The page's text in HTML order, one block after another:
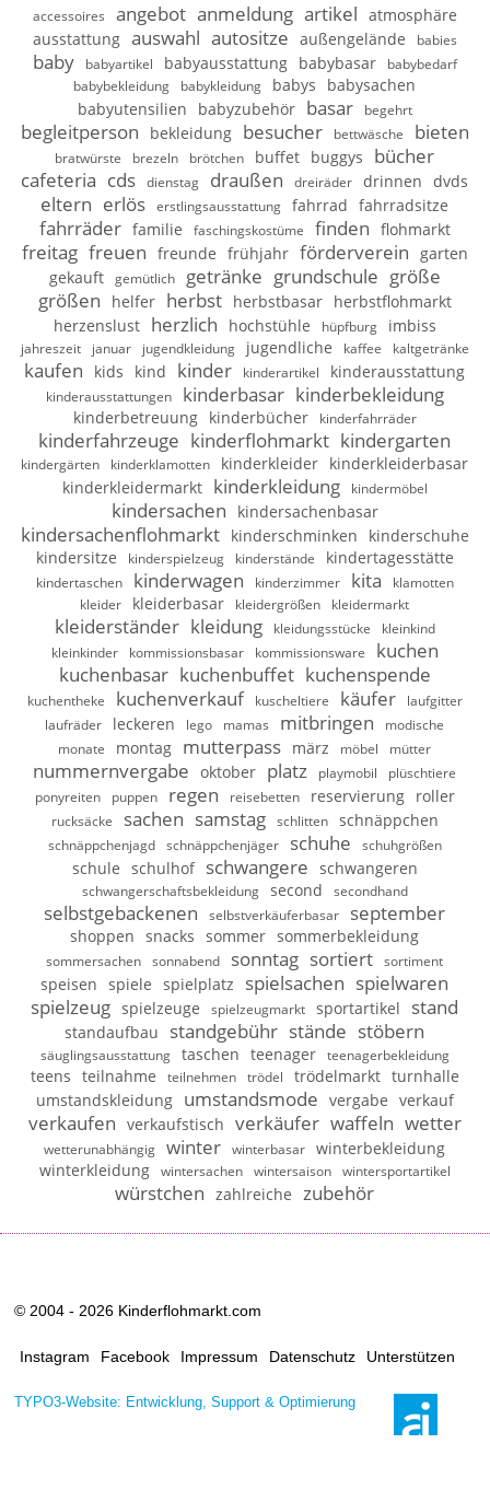
accessoires angebot anmeldung artikel atmosphäre
ausstattung auswahl autositze außengelände babies
baby babyartikel babyausstattung babybasar
babybedarf
babybekleidung
babykleidung babys
babysachen
babyutensilien
babyzubehör basar begehrt
begleitperson bekleidung besucher bettwäsche bieten
bratwürste brezeln brötchen buffet buggys
bücher
cafeteria cds dienstag draußen dreiräder drinnen dvds
eltern erlös erstlingsausstattung fahrrad fahrradsitze
fahrräder familie faschingskostüme finden flohmarkt
freitag freuen freunde frühjahr förderverein garten
gekauft
gemütlich getränke grundschule größe
größen
helfer herbst herbstbasar herbstflohmarkt
herzenslust herzlich hochstühle hüpfburg imbiss
jahreszeit januar jugendkleidung jugendliche kaffee kaltgetränke
kaufen kids kind kinder kinderartikel kinderausstattung
kinderausstattungen kinderbasar kinderbekleidung
kinderbetreuung kinderbücher kinderfahrräder
kinderfahrzeuge kinderflohmarkt kindergarten
kindergärten kinderklamotten kinderkleider kinderkleiderbasar
kinderkleidermarkt kinderkleidung kindermöbel
kindersachen kindersachenbasar
kindersachenflohmarkt kinderschminken
kinderschuhe
kindersitze
kinderspielzeug kinderstände kindertagesstätte
kindertaschen kinderwagen kinderzimmer kita
klamotten
kleider
kleiderbasar kleidergrößen kleidermarkt
kleiderständer kleidung kleidungsstücke
kleinkind
kleinkinder
kommissionsbasar kommissionsware
kuchen
kuchenbasar kuchenbuffet kuchenspende
kuchentheke kuchenverkauf kuscheltiere käufer
laufgitter
laufräder
leckeren lego mamas mitbringen
modische
monate
montag mutterpass märz möbel mütter
nummernvergabe oktober platz playmobil
plüschtiere
ponyreiten
puppen regen reisebetten reservierung roller
rucksäcke sachen samstag schlitten schnäppchen
schnäppchenjagd schnäppchenjäger schuhe schuhgrößen
schule schulhof schwangere schwangeren
schwangerschaftsbekleidung second secondhand
selbstgebackenen selbstverkäuferbasar september
shoppen snacks sommer sommerbekleidung
sommersachen sonnabend sonntag sortiert sortiment
speisen spiele spielplatz spielsachen spielwaren
spielzeug spielzeuge spielzeugmarkt sportartikel stand
standaufbau standgebühr stände stöbern
säuglingsausstattung taschen teenager teenagerbekleidung
teens teilnahme teilnehmen trödel trödelmarkt turnhalle
umstandskleidung umstandsmode vergabe verkauf
verkaufen verkaufstisch verkäufer waffeln wetter
wetterunabhängig winter winterbasar
winterbekleidung
winterkleidung
wintersachen wintersaison wintersportartikel
würstchen zahlreiche zubehör
© 2004 - 2026 Kinderflohmarkt.com
Instagram Facebook Impressum Datenschutz Unterstützen
TYPO3-Website: Entwicklung, Support & Optimierung